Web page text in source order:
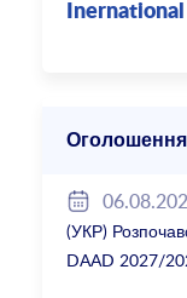
Оголошення
(УКР)
DAAD 2027/